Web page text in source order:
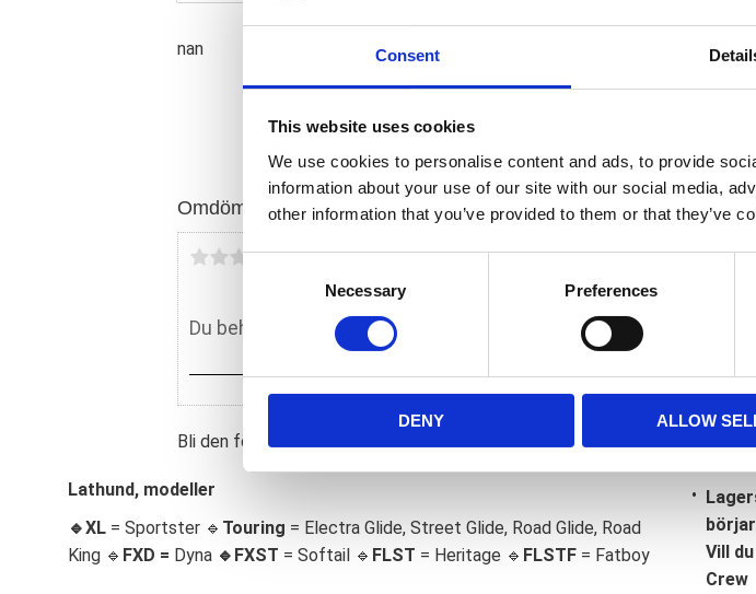
Consent
This website uses cookies
We use cookies to personalise content and ads, to provide
information about your use of our site with our social media,
other information that you’ve provided to them or that they’ve
C
S
e
e
c
Necessary Preferences
DENY ALLOW
nan
Omdömen
Du
Bli den första att lämna ett omdöme.
Lathund, modeller
🔹XL = Sportster 🔹 Touring = Electra Glide, Street Glide, Road Glide, Road
King 🔹 FXD = Dyna 🔹 FXST = Softail 🔹 FLST = Heritage 🔹 FLSTF = Fatboy
Vill
Crew